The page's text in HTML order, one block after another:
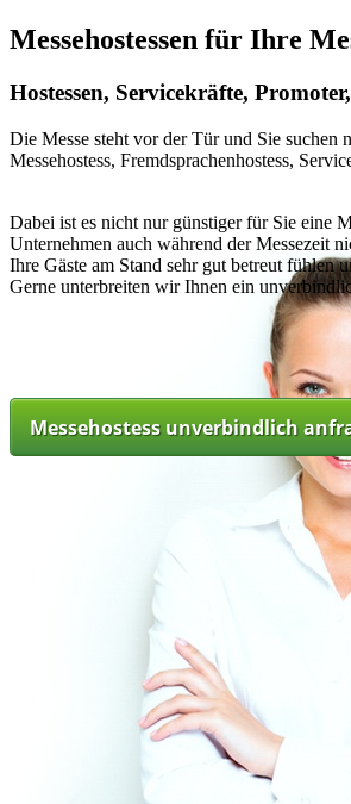
Messehostessen für Ihre
Hostessen, Servicekräfte,
Die Messe steht vor der Tür und Sie suchen
Messehostess, Fremdsprachenhostess,
Dabei ist es nicht nur günstiger für Sie eine
Unternehmen auch während der Messezeit
Ihre Gäste am Stand sehr gut betreut fühlen
Gerne unterbreiten wir Ihnen ein
Messehostess unverbindlich